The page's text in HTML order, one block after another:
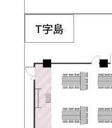
T字島